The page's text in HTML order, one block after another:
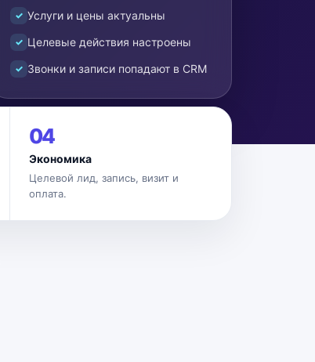
Услуги и цены актуальны
Целевые действия настроены
Звонки и записи попадают в CRM
04
Экономика
Целевой лид, запись, визит и
оплата.